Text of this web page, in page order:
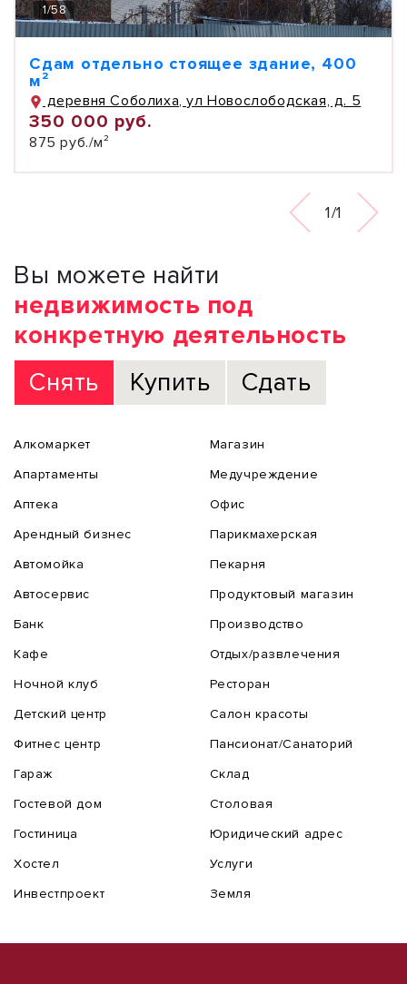
1/58
Сдам отдельно стоящее здание, 400
м²
деревня Соболиха, ул Новослободская, д. 5
350 000 руб.
875 руб./м²
1/1
Вы можете найти
недвижимость под
конкретную деятельность
Снять
Купить Сдать
Алкомаркет
Апартаменты
Аптека
Арендный бизнес
Автомойка
Автосервис
Банк
Кафе
Ночной клуб
Детский центр
Фитнес центр
Гараж
Гостевой дом
Гостиница
Хостел
Инвестпроект
Магазин
Медучреждение
Офис
Парикмахерская
Пекарня
Продуктовый магазин
Производство
Отдых/развлечения
Ресторан
Салон красоты
Пансионат/Санаторий
Склад
Столовая
Юридический адрес
Услуги
Земля